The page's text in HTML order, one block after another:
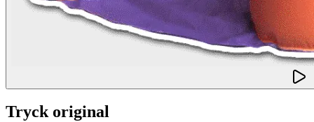
Tryck original